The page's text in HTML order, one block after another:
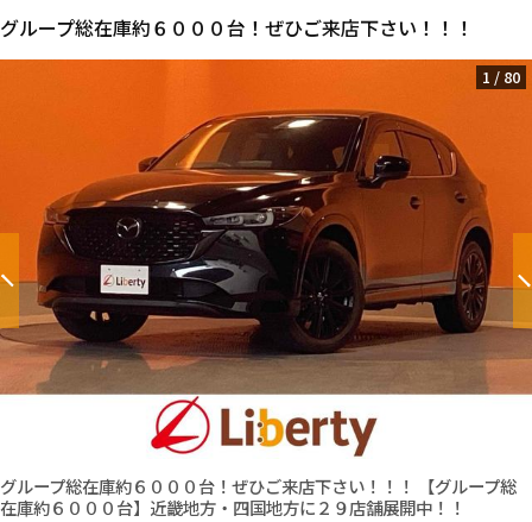
グループ総在庫約６０００台！ぜひご来店下さい！！！
グループ総在庫約６０００台！ぜひご来店下さい！！！ 【グループ総
在庫約６０００台】近畿地方・四国地方に２９店舗展開中！！
1 / 80